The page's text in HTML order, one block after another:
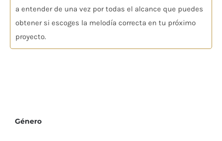
a entender de una vez por todas el alcance que puedes
obtener si escoges la melodía correcta en tu próximo
proyecto.
Género